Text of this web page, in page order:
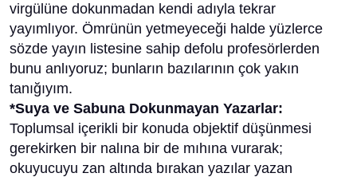
virgülüne dokunmadan kendi adıyla tekrar
yayımlıyor. Ömrünün yetmeyeceği halde yüzlerce
sözde yayın listesine sahip defolu profesörlerden
bunu anlıyoruz; bunların bazılarının çok yakın
tanığıyım.
*Suya ve Sabuna Dokunmayan Yazarlar:
Toplumsal içerikli bir konuda objektif düşünmesi
gerekirken bir nalına bir de mıhına vurarak;
okuyucuyu zan altında bırakan yazılar yazan